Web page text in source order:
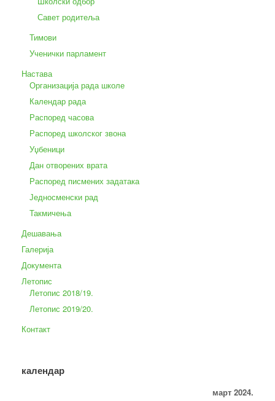
Савет родитеља
Тимови
Ученички парламент
Настава
Организација рада школе
Календар рада
Распоред часова
Распоред школског звона
Уџбеници
Дан отворених врата
Распоред писмених задатака
Једносменски рад
Такмичења
Дешавања
Галерија
Документа
Летопис
Летопис 2018/19.
Летопис 2019/20.
Контакт
календар
март 2024.